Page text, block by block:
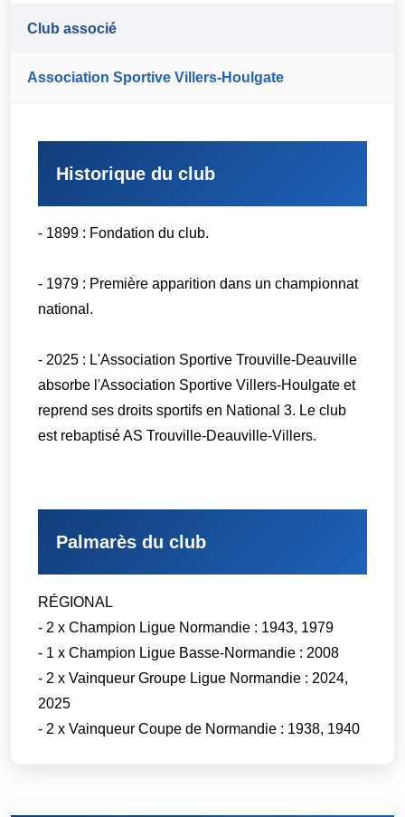
Club associé
Association Sportive Villers-Houlgate
Historique du club
- 1899 : Fondation du club.
- 1979 : Première apparition dans un championnat
national.
- 2025 : L'Association Sportive Trouville-Deauville
absorbe l'Association Sportive Villers-Houlgate et
reprend ses droits sportifs en National 3. Le club
est rebaptisé AS Trouville-Deauville-Villers.
Palmarès du club
RÉGIONAL
- 2 x Champion Ligue Normandie : 1943, 1979
- 1 x Champion Ligue Basse-Normandie : 2008
- 2 x Vainqueur Groupe Ligue Normandie : 2024,
2025
- 2 x Vainqueur Coupe de Normandie : 1938, 1940